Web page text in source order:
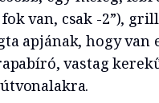
van, csak -2”),
apjának, hogy
vastag